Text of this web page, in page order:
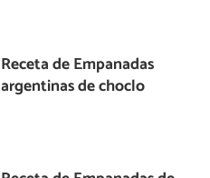
Receta de Empanadas
argentinas de choclo